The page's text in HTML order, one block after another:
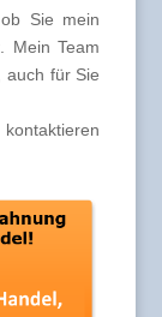
Sie mein
Mein Team
auch für Sie